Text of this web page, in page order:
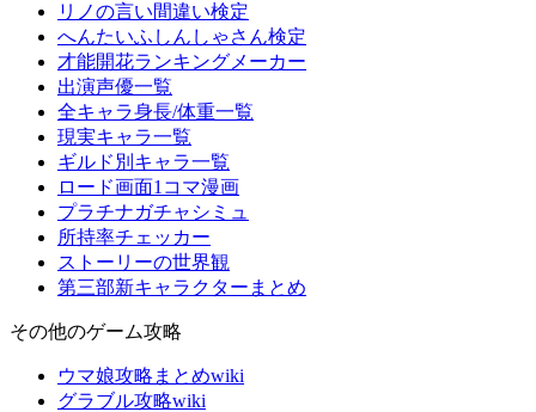
リノの言い間違い検定
へんたいふしんしゃさん検定
才能開花ランキングメーカー
出演声優一覧
全キャラ身長/体重一覧
現実キャラ一覧
ギルド別キャラ一覧
ロード画面1コマ漫画
プラチナガチャシミュ
所持率チェッカー
ストーリーの世界観
第三部新キャラクターまとめ
その他のゲーム攻略
ウマ娘攻略まとめwiki
グラブル攻略wiki